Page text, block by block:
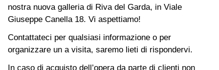
nostra nuova galleria di Riva del Garda, in Viale
Giuseppe Canella 18. Vi aspettiamo!
Contattateci per qualsiasi informazione o per
organizzare un a visita, saremo lieti di rispondervi.
In caso di acquisto dell’opera da parte di clienti non